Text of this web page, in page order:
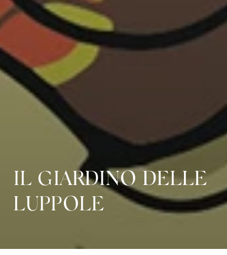
IL GIARDINO DELLE
LUPPOLE